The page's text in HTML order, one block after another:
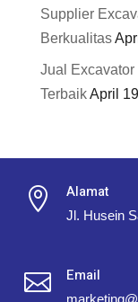
Supplier
Berkualitas
Jual
TerbaikApril
 Alamat
Jl. Husein
 Email